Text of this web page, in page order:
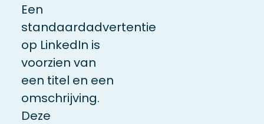
Een
standaardadvertentie
op LinkedIn is
voorzien van
een titel en een
omschrijving.
Deze